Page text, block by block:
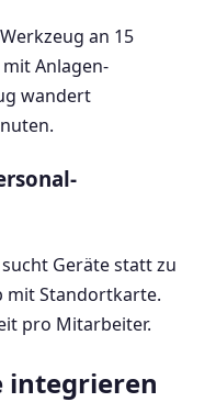
an 15
Anlagen-
wandert
Geräte statt zu
mit Standortkarte.
pro Mitarbeiter.
integrieren